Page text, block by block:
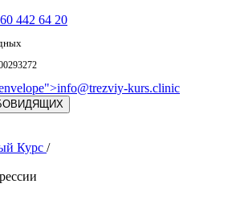
442 64 20
info@trezviy-kurs.clinic
Курс /